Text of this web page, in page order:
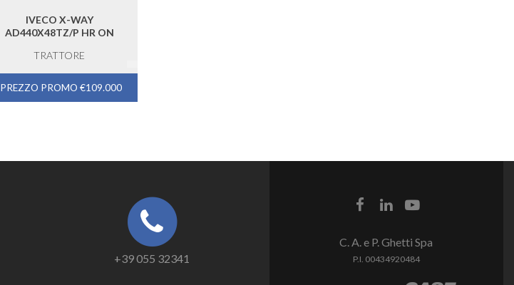
IVECO X-WAY
AD440X48TZ/P HR ON
TRATTORE
PREZZO PROMO €109.000
+39 055 32341
C. A. e P. Ghetti Spa
P.I. 00434920484